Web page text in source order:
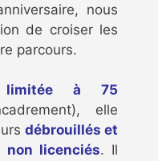
nous
de croiser les
parcours.
limitée à 75
elle
débrouillés et
non licenciés. Il